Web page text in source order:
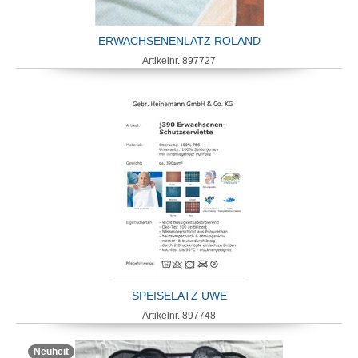
ERWACHSENENLATZ ROLAND
Artikelnr. 897727
SPEISELATZ UWE
Artikelnr. 897748
Neuheit